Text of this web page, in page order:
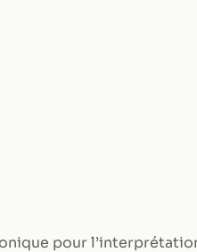
pour